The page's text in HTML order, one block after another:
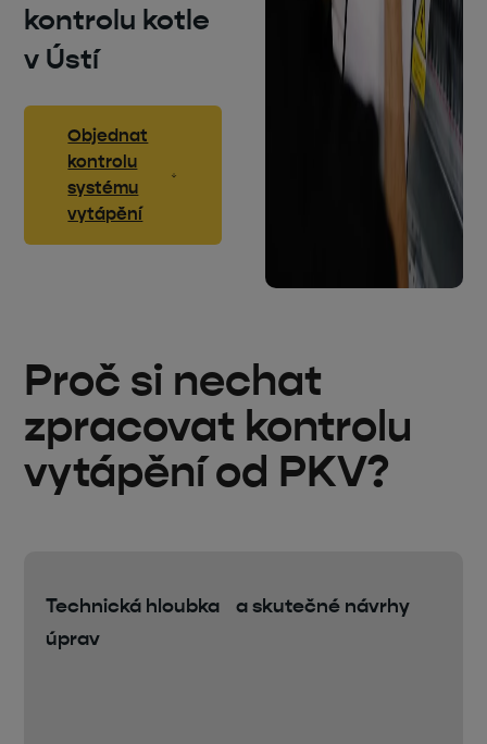
kontrolu kotle
v Ústí
Objednat
kontrolu
systému
vytápění
Proč si nechat
zpracovat kontrolu
vytápění od PKV?
Technická hloubka a skutečné návrhy
úprav